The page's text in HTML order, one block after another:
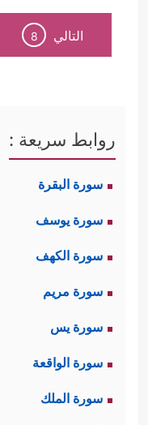
التالي 8
روابط سريعة :
سورة البقرة
سورة يوسف
سورة الكهف
سورة مريم
سورة يس
سورة الواقعة
سورة الملك